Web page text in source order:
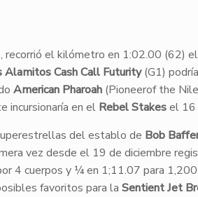
recorrió el kilómetro en 1:02.00 (62)
Alamitos Cash Call Futurity(G1)
American Pharoah(Pioneerof the
incursionaría en el Rebel Stakesel 16
del establo de Bob
vez desde el 19 de diciembre
4 cuerpos y ¼ en 1;11.07 para
favoritos para la Sentient Jet